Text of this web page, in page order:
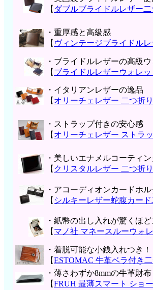
【 ダブルブライドルレザー
・重厚感と高級感
【 ヴィンテージブライドル
・ブライドルレザーの高級ウ
【 ブライドルレザーウォレッ
・イタリアンレザーの逸品
【 オリーチェレザー 二つ折
・ストラップ付きの安心感
【 オリーチェレザー ストラ
・美しいエナメルコーティ
【 クリスタルレザー 二つ折
・アコーディオンカードホ
【 シルキーレザー蛇腹カー
・紙幣の出し入れが驚くほど
【 マノ社 マネースルーウォ
・着脱可能な小銭入れつき！
【ESTOMAC 牛革ベラ付き
・薄さわずか8mmの牛革財布
【FRUH 最薄スマート ショ